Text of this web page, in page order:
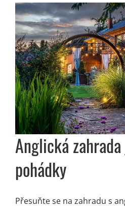
Anglická zahrada
pohádky
Přesuňte se na zahradu s